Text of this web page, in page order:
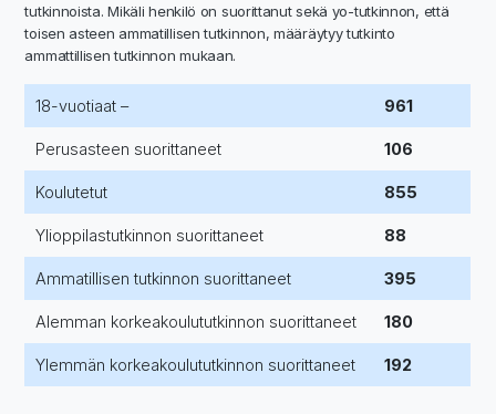
tutkinnoista. Mikäli henkilö on suorittanut sekä yo-tutkinnon, että
toisen asteen ammatillisen tutkinnon, määräytyy tutkinto
ammattillisen tutkinnon mukaan.
18-vuotiaat – 961
Perusasteen suorittaneet 106
Koulutetut 855
Ylioppilastutkinnon suorittaneet 88
Ammatillisen tutkinnon suorittaneet 395
Alemman korkeakoulututkinnon suorittaneet 180
Ylemmän korkeakoulututkinnon suorittaneet 192